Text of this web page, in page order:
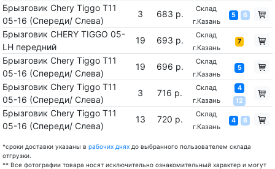
Брызговик Chery Tiggo T11
05-16 (Спереди/ Слева)
3 683 р.
Склад
г.Казань
5 6
Брызговик CHERY TIGGO 05-
LH передний
19 693 р.
Склад
г.Казань
7
Брызговик Chery Tiggo T11
05-16 (Спереди/ Слева)
19 696 р.
Склад
г.Казань
5
Брызговик Chery Tiggo T11
05-16 (Спереди/ Слева)
3 716 р.
Склад
г.Казань
4
12
Брызговик Chery Tiggo T11
05-16 (Спереди/ Слева)
13 720 р.
Склад
г.Казань
4 6
*сроки доставки указаны в рабочих днях до выбранного пользователем склада
отгрузки.
** Все фотографии товара носят исключительно ознакомительный характер и могут